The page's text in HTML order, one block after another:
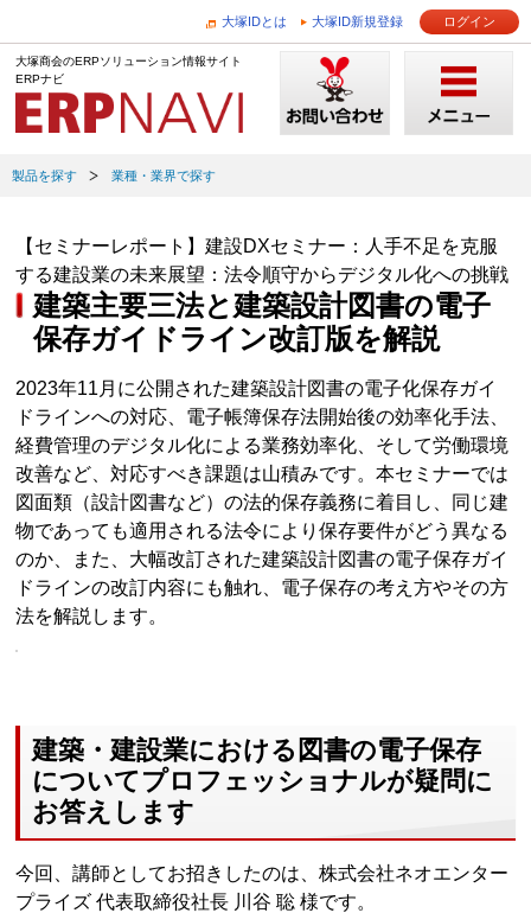
大塚IDとは 大塚ID新規登録 ログイン
大塚商会のERPソリューション情報サイト
ERPナビ
製品を探す 業種・業界で探す
【セミナーレポート】建設DXセミナー：人手不足を克服
する建設業の未来展望：法令順守からデジタル化への挑戦
建築主要三法と建築設計図書の電子
保存ガイドライン改訂版を解説
2023年11月に公開された建築設計図書の電子化保存ガイ
ドラインへの対応、電子帳簿保存法開始後の効率化手法、
経費管理のデジタル化による業務効率化、そして労働環境
改善など、対応すべき課題は山積みです。本セミナーでは
図面類（設計図書など）の法的保存義務に着目し、同じ建
物であっても適用される法令により保存要件がどう異なる
のか、また、大幅改訂された建築設計図書の電子保存ガイ
ドラインの改訂内容にも触れ、電子保存の考え方やその方
法を解説します。
建築・建設業における図書の電子保存
についてプロフェッショナルが疑問に
お答えします
今回、講師としてお招きしたのは、株式会社ネオエンター
プライズ 代表取締役社長 川谷 聡 様です。